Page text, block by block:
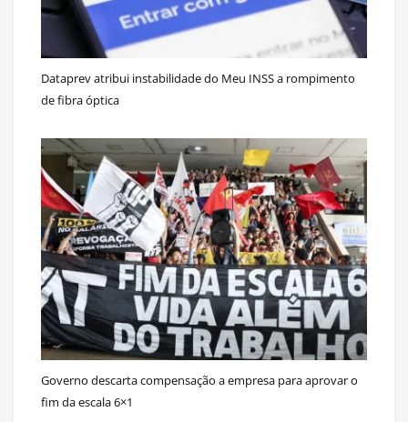
Dataprev atribui instabilidade do Meu INSS a rompimento
de fibra óptica
Governo descarta compensação a empresa para aprovar o
fim da escala 6×1